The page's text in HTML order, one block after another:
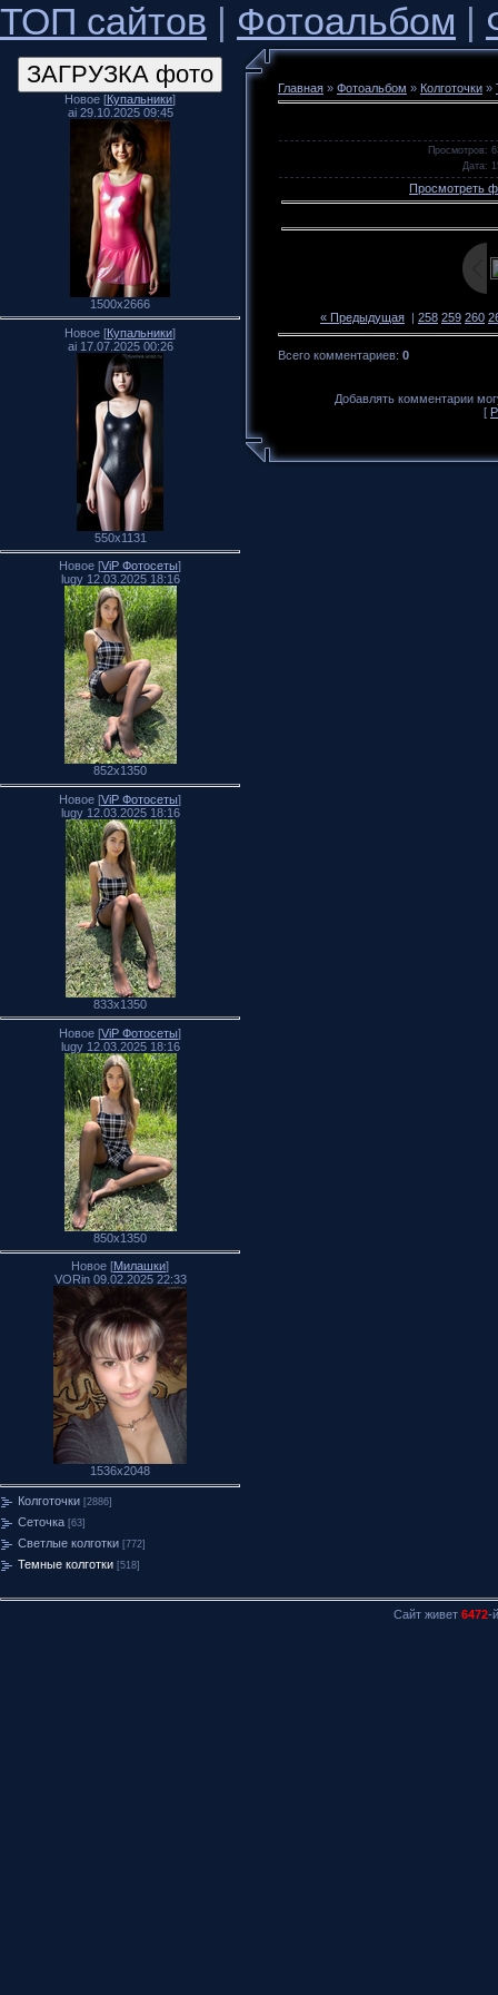
ТОП сайтов | Фотоальбом |
Новое [Купальники]
ai 29.10.2025 09:45
1500x2666
Новое [Купальники]
ai 17.07.2025 00:26
550x1131
Новое [ViP Фотосеты]
lugy 12.03.2025 18:16
852x1350
Новое [ViP Фотосеты]
lugy 12.03.2025 18:16
833x1350
Новое [ViP Фотосеты]
lugy 12.03.2025 18:16
850x1350
Новое [Милашки]
VORin 09.02.2025 22:33
1536x2048
Колготочки [2886]
Сеточка [63]
Светлые колготки [772]
Темные колготки [518]
Главная » Фотоальбом » Колготочки »
Просмотров:
Дата:
Просмотреть
« Предыдущая | 258 259 260
Всего комментариев: 0
Добавлять комментарии
[
Сайт живет 6472-